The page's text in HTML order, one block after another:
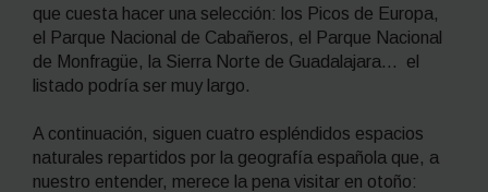
que cuesta hacer una selección: los Picos de Europa,
el Parque Nacional de Cabañeros, el Parque Nacional
de Monfragüe, la Sierra Norte de Guadalajara… el
listado podría ser muy largo.
A continuación, siguen cuatro espléndidos espacios
naturales repartidos por la geografía española que, a
nuestro entender, merece la pena visitar en otoño: